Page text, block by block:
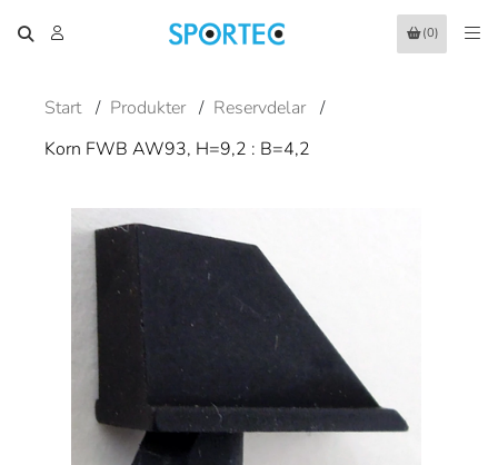
(0)
Start / Produkter / Reservdelar /
Korn FWB AW93, H=9,2 : B=4,2